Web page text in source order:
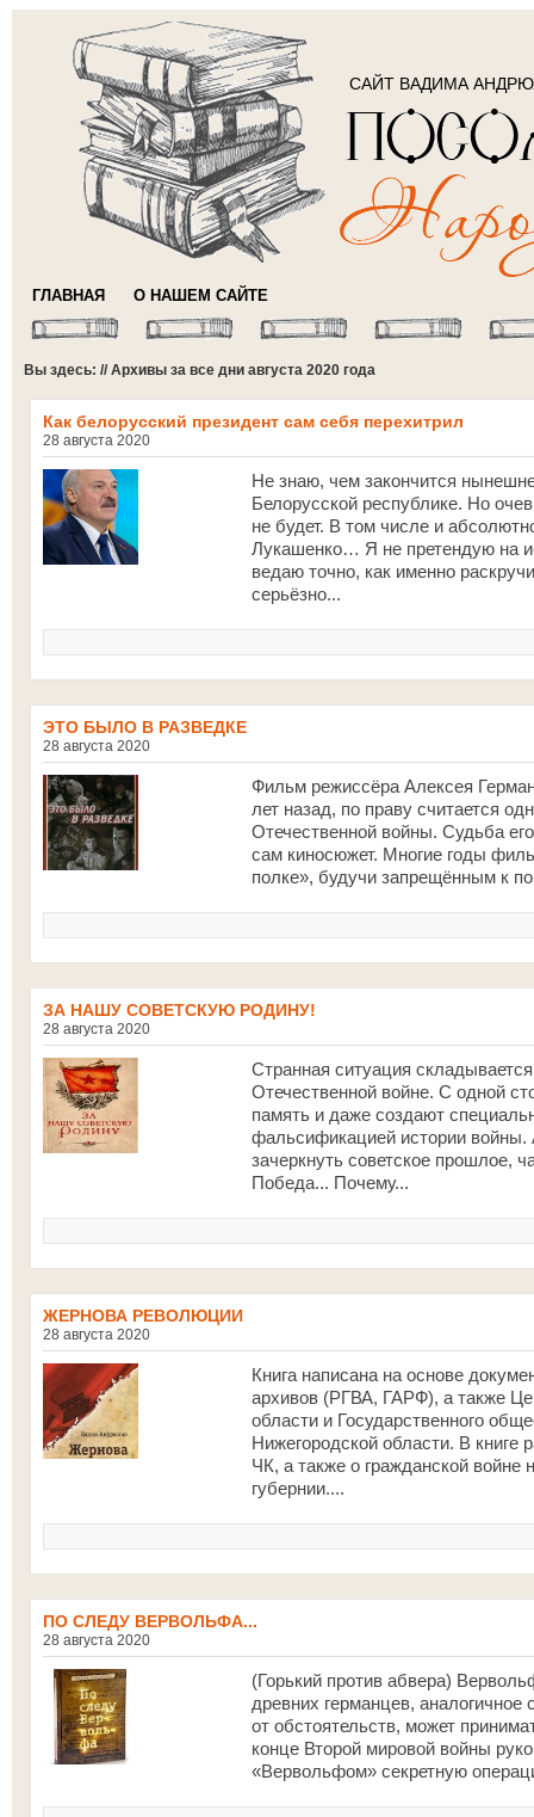
САЙТ ВАДИМА
ГЛАВНАЯ О НАШЕМ САЙТЕ
Вы здесь: // Архивы за все дни августа 2020 года
Как белорусский президент сам себя перехитрил
28 августа 2020
Не знаю, чем закончится
Белорусской республике. Но
не будет. В том числе и
Лукашенко… Я не претендую на
ведаю точно, как именно
серьёзно...
ЭТО БЫЛО В РАЗВЕДКЕ
28 августа 2020
Фильм режиссёра Алексея
лет назад, по праву считается
Отечественной войны. Судьба
сам киносюжет. Многие годы
полке», будучи запрещённым к
ЗА НАШУ СОВЕТСКУЮ РОДИНУ!
28 августа 2020
Странная ситуация
Отечественной войне. С одной
память и даже создают
фальсификацией истории войны.
зачеркнуть советское прошлое,
Победа... Почему...
ЖЕРНОВА РЕВОЛЮЦИИ
28 августа 2020
Книга написана на основе
архивов (РГВА, ГАРФ), а также
области и Государственного
Нижегородской области. В книге
ЧК, а также о гражданской войне
губернии....
ПО СЛЕДУ ВЕРВОЛЬФА...
28 августа 2020
(Горький против абвера)
древних германцев,
от обстоятельств, может
конце Второй мировой войны
«Вервольфом» секретную